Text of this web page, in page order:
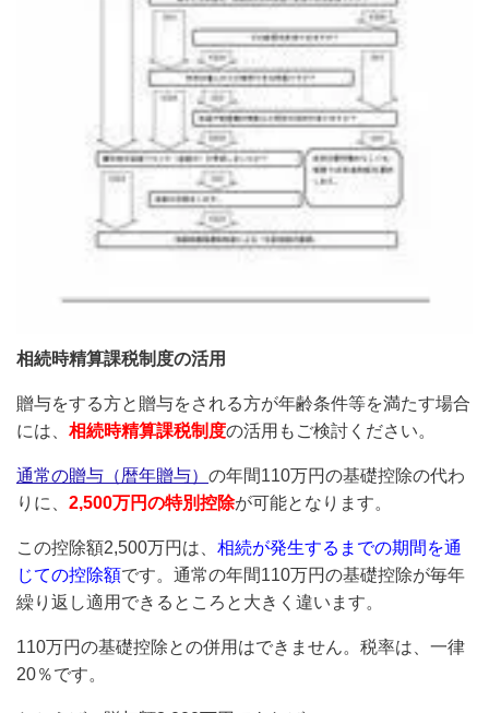
相続時精算課税制度の活用
贈与をする方と贈与をされる方が年齢条件等を満たす場合
には、 相続時精算課税制度の活用もご検討ください。
通常の贈与（暦年贈与） の年間110万円の基礎控除の代わ
りに、 2,500万円の特別控除が可能となります。
この控除額2,500万円は、 相続が発生するまでの期間を通
じての控除額です。通常の年間110万円の基礎控除が毎年
繰り返し適用できるところと大きく違います。
110万円の基礎控除との併用はできません。税率は、一律
20％です。